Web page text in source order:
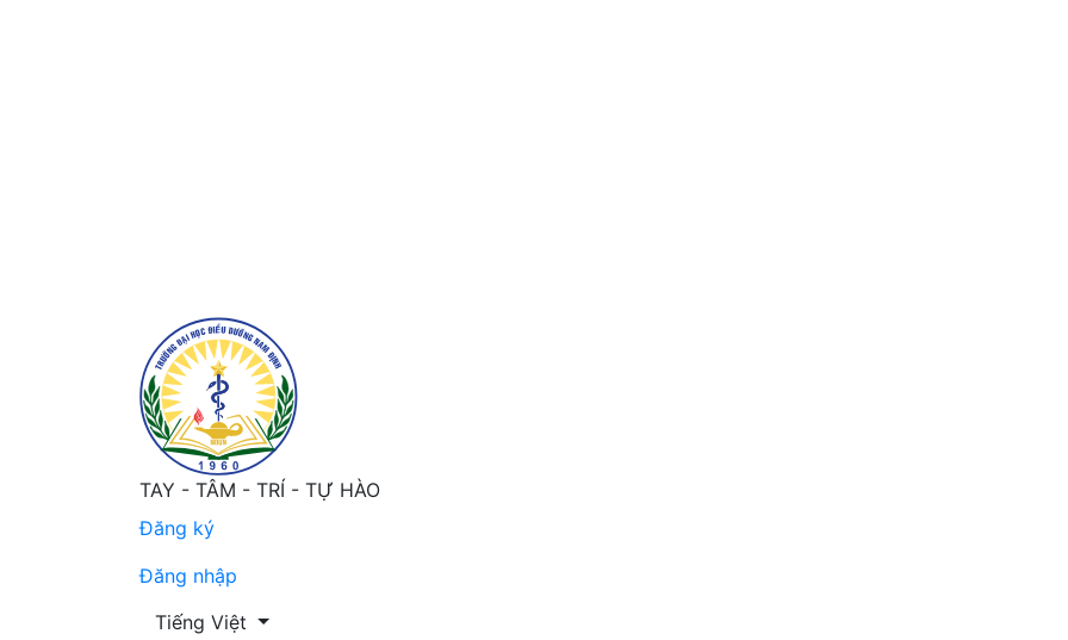
TAY - TÂM - TRÍ - TỰ HÀO
Đăng ký
Đăng nhập
Thay đổi ngôn ngữ. Ngôn ngữ hiện tại là:
Tiếng Việt